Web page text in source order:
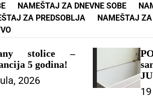
NAMEŠTAJ ZA DNEVNE SOBE
ZA PREDSOBLJA NAMEŠTAJ ZA
stolice –
5 godina!
2026